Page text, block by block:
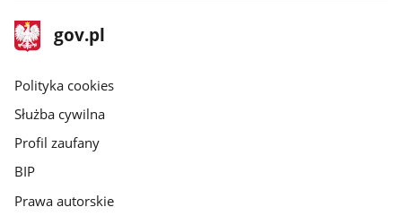
stopka
gov.pl
Strona
gov.pl
gov.pl
Polityka cookies
Służba cywilna
Profil zaufany
BIP
Prawa autorskie